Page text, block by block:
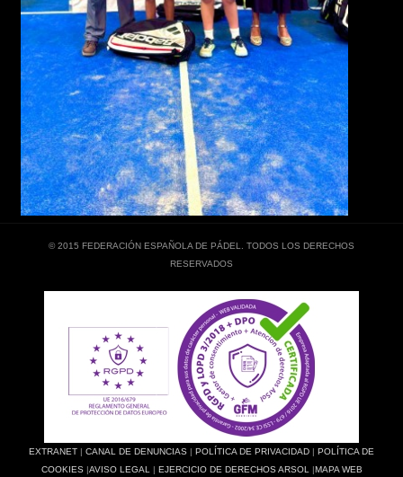
© 2015 FEDERACIÓN ESPAÑOLA DE PÁDEL. TODOS LOS DERECHOS
RESERVADOS
EXTRANET | CANAL DE DENUNCIAS | POLÍTICA DE PRIVACIDAD | POLÍTICA DE
COOKIES|AVISO LEGAL | EJERCICIO DE DERECHOS ARSOL |MAPA WEB